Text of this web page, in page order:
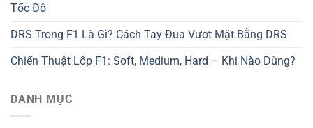
Tốc Độ
DRS Trong F1 Là Gì? Cách Tay Đua Vượt Mặt Bằng DRS
Chiến Thuật Lốp F1: Soft, Medium, Hard – Khi Nào Dùng?
DANH MỤC